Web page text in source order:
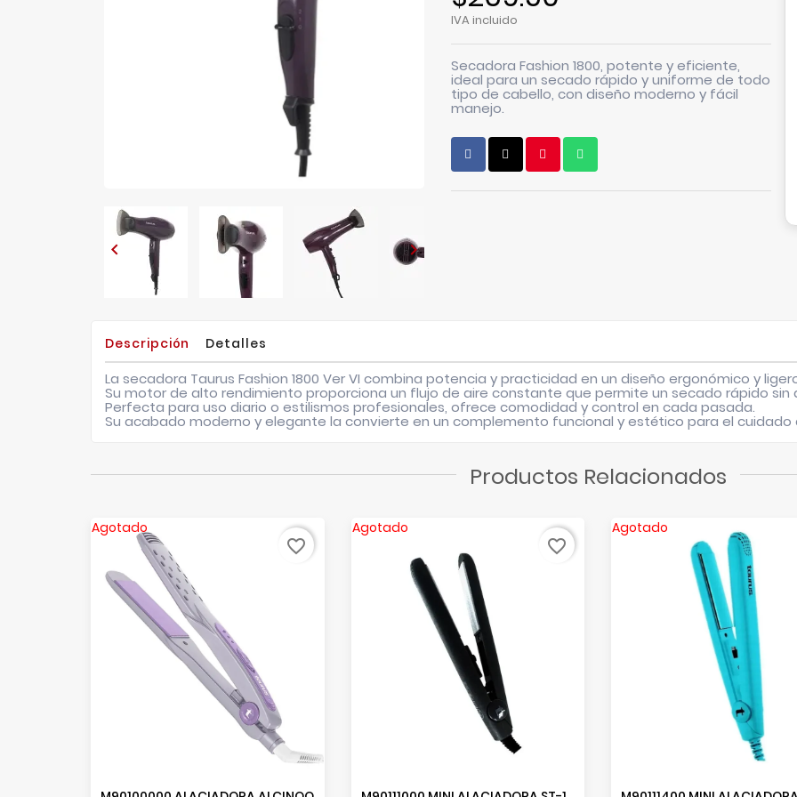
 
IVA incluido
Secadora Fashion 1800, potente y eficiente,
ideal para un secado rápido y uniforme de todo
tipo de cabello, con diseño moderno y fácil
manejo.
Descripción Detalles
La secadora Taurus Fashion 1800 Ver VI combina potencia y practicidad en un diseño ergonómico y
Su motor de alto rendimiento proporciona un flujo de aire constante que permite un secado rápido sin
Perfecta para uso diario o estilismos profesionales, ofrece comodidad y control en cada pasada.
Su acabado moderno y elegante la convierte en un complemento funcional y estético para el cuidado
Productos Relacionados
Agotado
favorite_border
Agotado
favorite_border
Agotado